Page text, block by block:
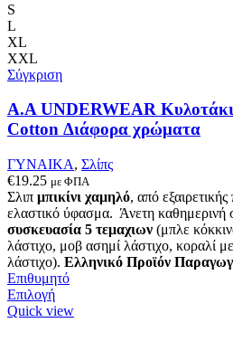
μπορούν
επιλεγούν
στη
σελίδα
προϊόντος
S
L
XL
XXL
Σύγκριση
A.A UNDERWEAR
Cotton Διάφορα χρώματα
ΓΥΝΑΙΚΑ, Σλίπς
€19.25 με ΦΠΑ
Σλιπ μπικίνι χαμηλό, από
ελαστικό ύφασμα. Άνετη καθημερινή
συσκευασία 5 τεμαχιων (μπλε
λάστιχο, μοβ ασημί λάστιχο, κοραλί
λάστιχο). Ελληνικό Προϊόν
Επιθυμητό
ΕπιλογήΑυτό
το
Quick view